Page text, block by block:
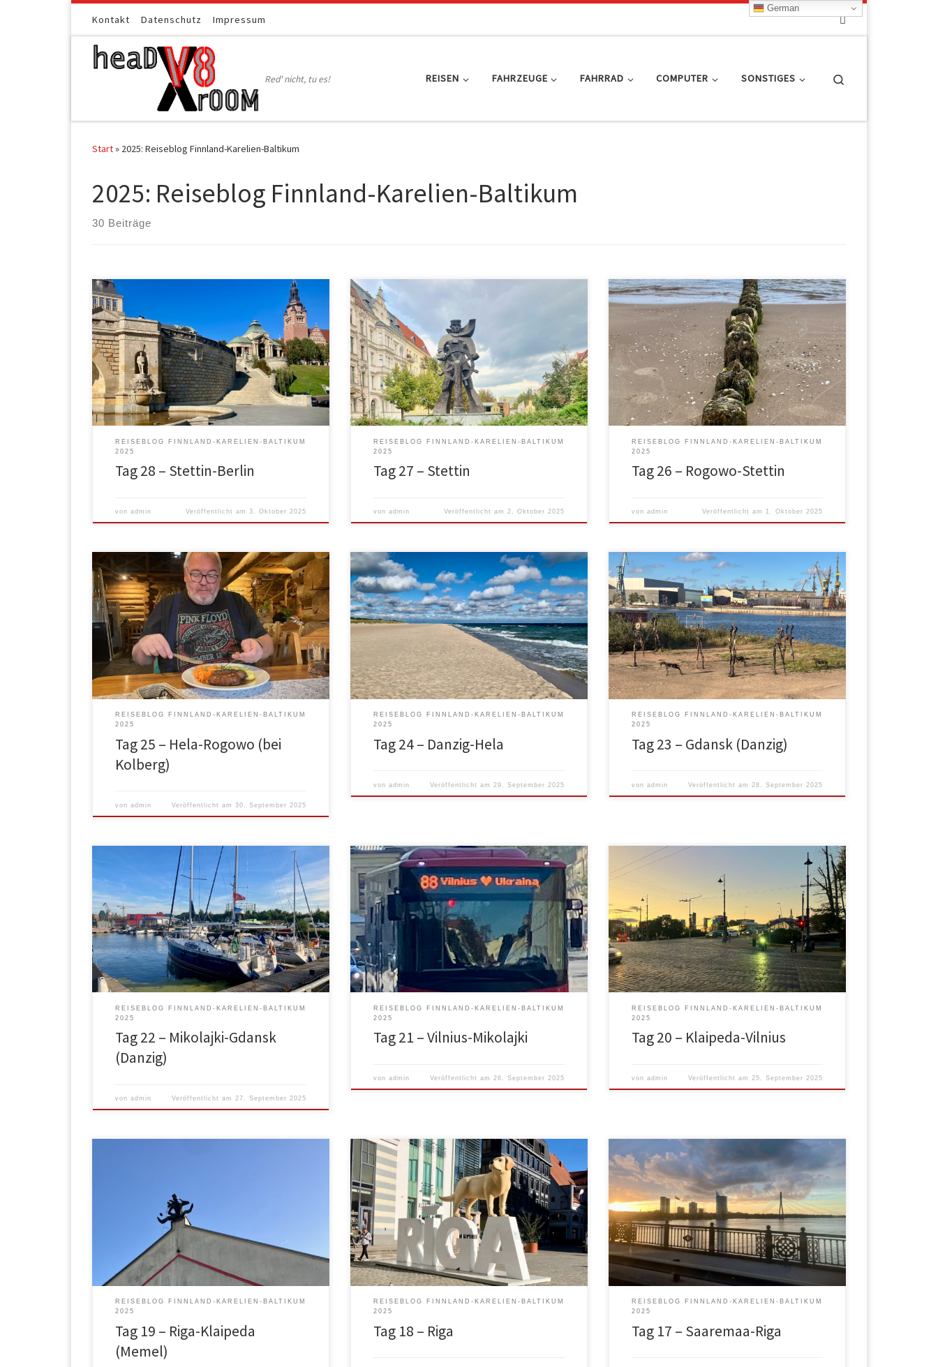
Zum Inhalt springenKontakt Datenschutz Impressum
Red' nicht, tu es! REISEN FAHRZEUGE FAHRRAD COMPUTER SONSTIGES
Start» 2025: Reiseblog Finnland-Karelien-Baltikum
2025: Reiseblog Finnland-Karelien-Baltikum
30 Beiträge
Wir hatten Zeit, also ließen wir uns auch Zeit, So kam
es, dass wir erst Mittags am Jachtclub losfuhren. Bis
zur Innenstadt waren es 7 Kilometer. Zuerst nur durch
Alleen… …später dann auf einer der Magistralen mit
Sicht auf den Hafen, der auch von ganz beachtlicher
Größe ist. Fast am […]
REISEBLOG FINNLAND-KARELIEN-BALTIKUM
2025
Tag 28 – Stettin-Berlin
von admin Veröffentlicht am3. Oktober 2025
Wir haben furchtbar lange geschlafen. Dann langsam
zum Duschen, Bazi ausgelüftet und dann
gefrühstückt. Irgendwie wussten wir nicht, was wir
wollten. Monika wollte in die Stadt. Meine
Begeisterung hielt sich in Grenzen, aber nu ja, was
tut man nicht alles für Menschen, die man gerne hat.
Und wir beschlossen auf […]
REISEBLOG FINNLAND-KARELIEN-BALTIKUM
2025
Tag 27 – Stettin
von admin Veröffentlicht am2. Oktober 2025
Wir fuhren erst Mittags in Rogowo los und Monika
wollte noch irgendwo Sandstrand sehen. Da ab
heute unser Weg weg vom Meer führen wird, musste
also was geschehen. Nun, wir entschieden uns, in
Mrzeżyno (deutschen Treptower Deep) an den
Strand zu fahren. Der ist natürlich nicht neben der
Strasse, sondern […]
REISEBLOG FINNLAND-KARELIEN-BALTIKUM
2025
Tag 26 – Rogowo-Stettin
von admin Veröffentlicht am 1. Oktober 2025
Morgens erst langsam in Schwung gekommen, in
Ruhe geduscht, gefrühstückt, zusammengepackt,
Abwasser raus, Frischwasser gebunkert und dann
ging es so um 11 los. Im Schneckentempo, denn fast
die ganze Halbinsel hat Tempo 50 und manchmal 70.
Die Orte, einerseits touristisch ausgelegt,
andererseits oftmals eine wenig aus der Zeit
gefallen zu […]
REISEBLOG FINNLAND-KARELIEN-BALTIKUM
2025
Tag 25 – Hela-Rogowo (bei
Kolberg)
von admin Veröffentlicht am30. September 2025
Da unsere Platznachbarn um 5:30 anfingen ihren
Wohnwagen abzubauen und als erste Maßnahme
den Motor ihres Autos starteten und ihn dann eine
3/4 Stunde im Stand laufen ließen, bis sie sich
endlich vom Acker machten, war monika wach. Für
sie an Schlafen nicht mehr zu denken. Ich habe da
kein […]
REISEBLOG FINNLAND-KARELIEN-BALTIKUM
2025
Tag 24 – Danzig-Hela
von admin Veröffentlicht am 29. September 2025
Morgens lange geschlafen und dann erstmal ein
Rührei-Frühstück. Einfach die Seele baumeln lassen,
mal hinten den Kofferraum aufgeräumt, ein wenig in
der Sonne gesessen und dann um 12 Richtung
Neptunbrunnen in die Altstadt. Das Erste, wo wir
vorbei kamen war die Bazylika św. Brygidy
(Brigittenkirche). Es war dort gerade Messe […]
REISEBLOG FINNLAND-KARELIEN-BALTIKUM
2025
Tag 23 – Gdansk (Danzig)
von admin Veröffentlicht am 28. September 2025
Nachdem wir gestern nich bezahlt hatten, haben wir
heute Morgen bezahlt. In Ruhe gepackt, Abwasser
entleert und Frischwasser gebunkert. Mikolajki ist ein
Ferienort, der an einem großem See liegt. So sieht
alles aufgeräumt und gefällig aus. Der See
begleitete uns noch eine Weile, bevor wir auf
größere Strassen kamen. Fahrzeuge […]
REISEBLOG FINNLAND-KARELIEN-BALTIKUM
2025
Tag 22 – Mikolajki-Gdansk
(Danzig)
von admin Veröffentlicht am27. September 2025
Ich war Abends bis 0:30 wach, denn ich versuchte
(und schaffte es irgendwann auch) die polnischen
Maut-App zum Laufen zu kriegen. Unser Wohnmobil
hat 4 Tonnen und muss somit nach Kilometern bei
bestimmten Strecken abgerechnet werden.
Eigentlich ein brauchbares System, wenn man
polnisch kann, bzw. es einmal richtig installiert und
[…]
REISEBLOG FINNLAND-KARELIEN-BALTIKUM
2025
Tag 21 – Vilnius-Mikolajki
von admin Veröffentlicht am26. September 2025
Nach einem Müsli-Frühstück sind wir aufgebrochen
nach Vilnius. Das wird ein richtiger Autobahntag, da
von Klaipeda nach Vilnius eine Autobahn via Kaunas
führt. Hätten wir andere Zeiten, wäre es auch
interessant gewesen, rechts nach Kaliningrad
abzubiegen. So aber lieber mal nicht. Ab und zu gibt
es richtig schöne Rastplätze an […]
REISEBLOG FINNLAND-KARELIEN-BALTIKUM
2025
Tag 20 – Klaipeda-Vilnius
von admin Veröffentlicht am25. September 2025
Niederschläge. So machten wir auch nicht lange rum
und verließen um 10:00 Riga. Unsere Route führte
uns über das Inland von Lettland. Da gab es einiges
Interessantes zu sehen. Der „Turm“ auf dem Bild
dürfte […]
REISEBLOG FINNLAND-KARELIEN-BALTIKUM
2025
Tag 19 – Riga-Klaipeda
(Memel)
Abends hatten wir noch ein wenig eruiert und ich
hatte die Streckendaten noch einmal
durchgerechnet. So kamen wir zu dem Schluß, dass
wir den Aufenthalt auf diesem Campingplätz einen
Tag verlängern, damit wir uns Riga etwas genauer
ansehen können. So haben wir gut gefrühstückt,
aufgeräumt, rumgesantlt und letztendlich dann um
[…]
REISEBLOG FINNLAND-KARELIEN-BALTIKUM
2025
Tag 18 – Riga
Morgens recht früh aufgestanden. Die Nacht war
windig und der Wind blies immer noch. Also nur eine
Tasse Tee und eine Zimtschnecke und los ging es.
Wieder durch die schon bekannten Dörfer… …um
dann irgendwann abzubiegen. Nach einer ganzen
Weile Fahrt entdeckten wir so weit das auge reicht,
Hanffelder. Kurz […]
REISEBLOG FINNLAND-KARELIEN-BALTIKUM
2025
Tag 17 – Saaremaa-Riga
German